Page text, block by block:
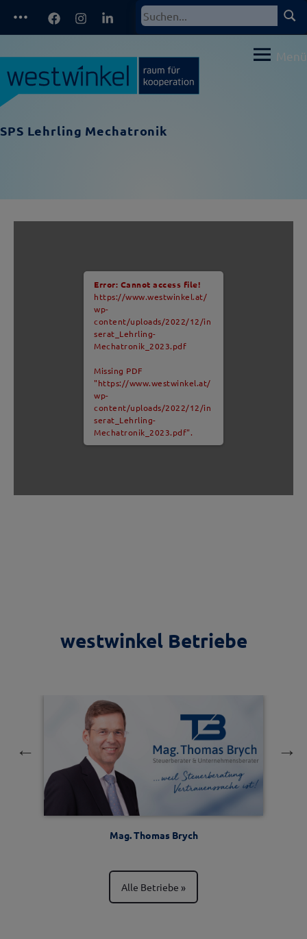
FacebookInstagramLinkedIn
Suchen
Menü
SPS Lehrling Mechatronik
Error: Cannot access file!
https://www.westwinkel.at/
wp-
content/uploads/2022/12/in
serat_Lehrling-
Mechatronik_2023.pdf
Missing PDF
"https://www.westwinkel.at/
wp-
content/uploads/2022/12/in
serat_Lehrling-
Mechatronik_2023.pdf".
westwinkel Betriebe
Mag. Thomas Brych
Alle Betriebe